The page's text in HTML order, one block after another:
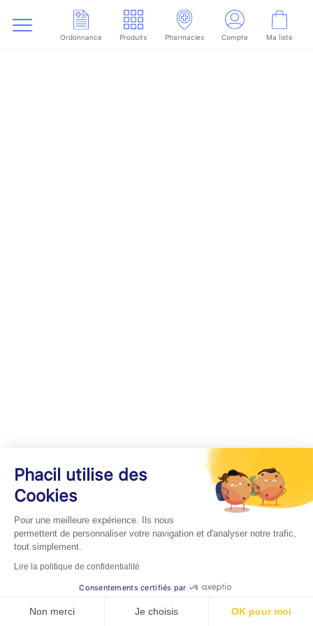
Ordonnance Produits Pharmacies Compte Ma liste
Phacil utilise des
Cookies
Pour une meilleure expérience. Ils nous
permettent de personnaliser votre navigation et d'analyser notre trafic,
tout simplement.
Lire la politique de confidentialité
Consentements certifiés par
Non merci Je choisis OK pour moi